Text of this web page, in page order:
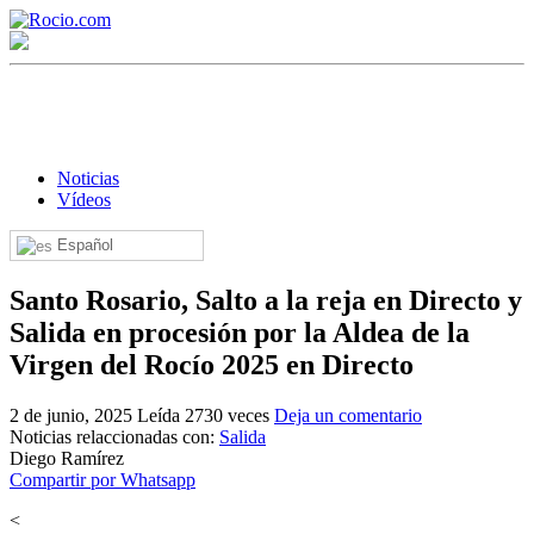
Noticias
Vídeos
Español
Santo Rosario, Salto a la reja en Directo y
Salida en procesión por la Aldea de la
Virgen del Rocío 2025 en Directo
2 de junio, 2025 Leída 2730 veces Deja un comentario
Noticias relaccionadas con: Salida
Diego Ramírez
Compartir por Whatsapp
<
¡Bienvenido! Soy el asistente virtual de rocio.com.
¿En qué puedo ayudarte?
Historia de la Virgen del Rocío
¿Cuándo es la romería del Rocío?
¿Cuántas hermandades participan en la romería?